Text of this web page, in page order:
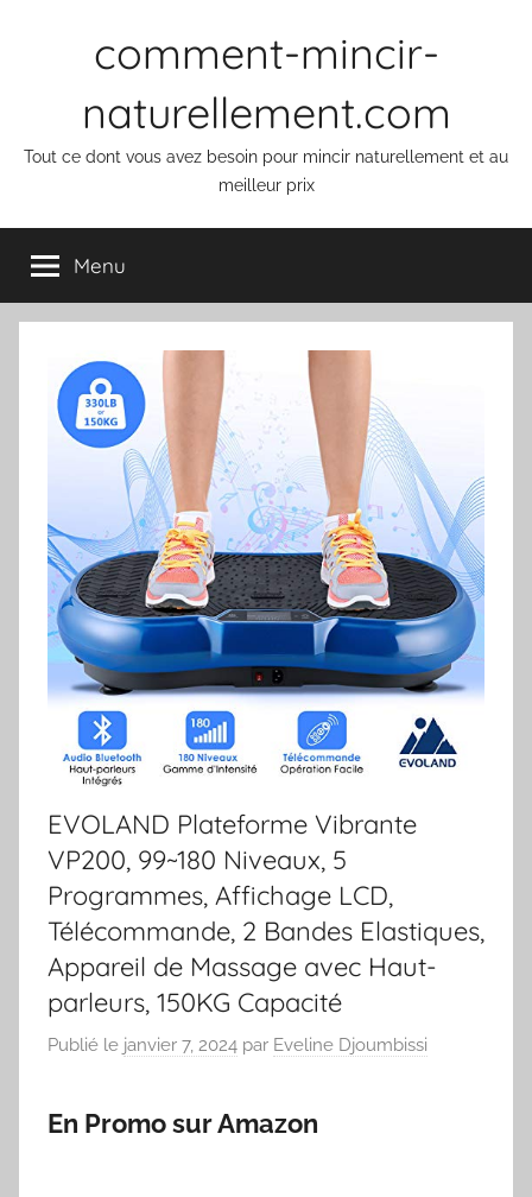
comment-mincir-
naturellement.com
Tout ce dont vous avez besoin pour mincir naturellement et au
meilleur prix
Menu
EVOLAND Plateforme Vibrante
VP200, 99~180 Niveaux, 5
Programmes, Affichage LCD,
Télécommande, 2 Bandes Elastiques,
Appareil de Massage avec Haut-
parleurs, 150KG Capacité
Publié le janvier 7, 2024 par Eveline Djoumbissi
En Promo sur Amazon